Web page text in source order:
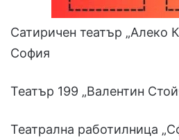
Сатиричен театър „Алеко
София
Театър 199 „Валентин
Театрална работилница